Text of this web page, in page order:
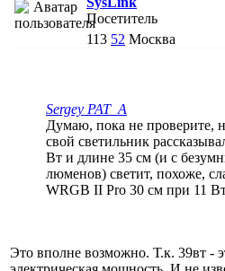
Посетитель
113 52 Москва
Sergey PAT_A
Думаю, пока не проверите,
свой светильник
Вт и длине 35 см (и с
люменов) светит, похоже,
WRGB II Pro 30 см при 11
Это вполне возможно. Т.к. 39вт -